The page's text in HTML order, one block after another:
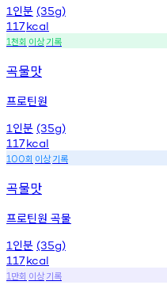
1 인분 (35g)
117kcal
1천회 이상기록
곡물맛
프로틴원
1 인분 (35g)
117kcal
100회 이상기록
곡물맛
프로틴원 곡물
1 인분 (35g)
117kcal
1 만회 이상기록